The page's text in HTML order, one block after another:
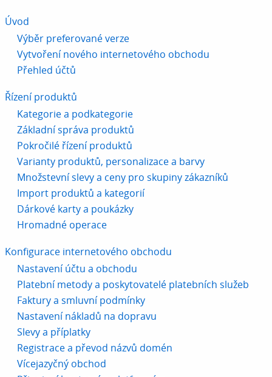
Úvod
Výběr preferované verze
Vytvoření nového internetového obchodu
Přehled účtů
Řízení produktů
Kategorie a podkategorie
Základní správa produktů
Pokročilé řízení produktů
Varianty produktů, personalizace a barvy
Množstevní slevy a ceny pro skupiny zákazníků
Import produktů a kategorií
Dárkové karty a poukázky
Hromadné operace
Konfigurace internetového obchodu
Nastavení účtu a obchodu
Platební metody a poskytovatelé platebních služeb
Faktury a smluvní podmínky
Nastavení nákladů na dopravu
Slevy a příplatky
Registrace a převod názvů domén
Vícejazyčný obchod